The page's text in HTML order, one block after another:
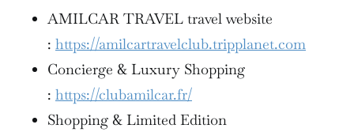
AMILCAR TRAVEL travel website
: https://amilcartravelclub.tripplanet.com
Concierge & Luxury Shopping
: https://clubamilcar.fr/
Shopping & Limited Edition